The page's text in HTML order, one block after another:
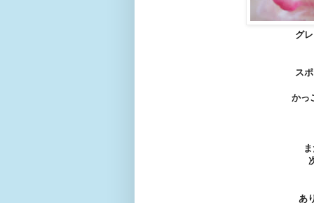
グ
ス
かっ
あ